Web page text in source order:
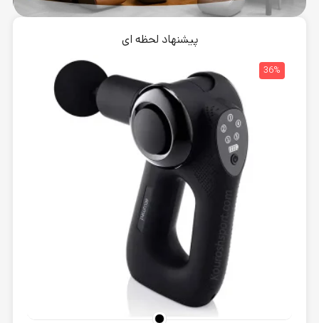
پیشنهاد لحظه ای
36%